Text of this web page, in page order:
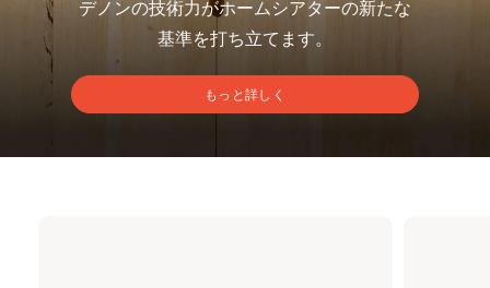
デノンの技術力がホームシアターの新たな
基準を打ち立てます。
もっと詳しく